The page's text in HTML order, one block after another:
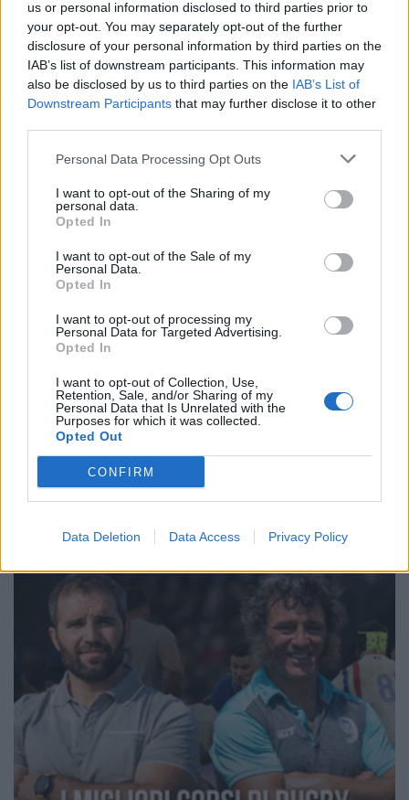
us or personal information disclosed to third parties prior to
your opt-out. You may separately opt-out of the further
disclosure of your personal information by third parties on the
IAB’s list of downstream participants. This information may
also be disclosed by us to third parties on the IAB’s List of
Downstream Participants that may further disclose it to other
Personal Data Processing Opt Outs
I want to opt-out of the Sharing of my
personal data.
Opted In
I want to opt-out of the Sale of my
Personal Data.
Opted In
I want to opt-out of processing my
Personal Data for Targeted Advertising.
Opted In
I want to opt-out of Collection, Use,
Retention, Sale, and/or Sharing of my
Personal Data that Is Unrelated with the
Purposes for which it was collected.
Opted Out
CONFIRM
Data Deletion Data Access Privacy Policy
Parma, fine stagione: i trofei ci sono,
il pubblico ancora no
Redazione / 07.06.2026 23:50
Makarska, l'Ucraina vince la finale
RUGBY FEMMINILE
Villorba vince la Coppa Conference:
07.06.2026 15:37
1 2 3 4 5 6 →
Pagina 1 di 14